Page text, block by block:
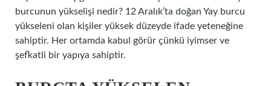
burcunun yükselişi nedir? 12 Aralık’ta doğan Yay burcu
yükseleni olan kişiler yüksek düzeyde ifade yeteneğine
sahiptir. Her ortamda kabul görür çünkü iyimser ve
şefkatli bir yapıya sahiptir.